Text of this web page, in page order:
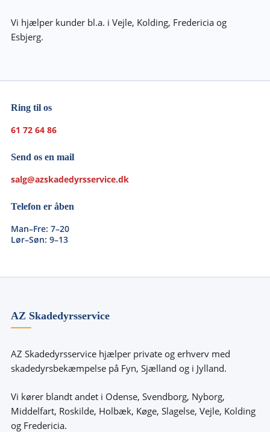
Vi hjælper kunder bl.a. i Vejle, Kolding, Fredericia og
Esbjerg.
Ring til os
61 72 64 86
Send os en mail
salg@azskadedyrsservice.dk
Telefon er åben
Man–Fre: 7–20
Lør–Søn: 9–13
AZ Skadedyrsservice
AZ Skadedyrsservice hjælper private og erhverv med
skadedyrsbekæmpelse på Fyn, Sjælland og i Jylland.
Vi kører blandt andet i Odense, Svendborg, Nyborg,
Middelfart, Roskilde, Holbæk, Køge, Slagelse, Vejle, Kolding
og Fredericia.